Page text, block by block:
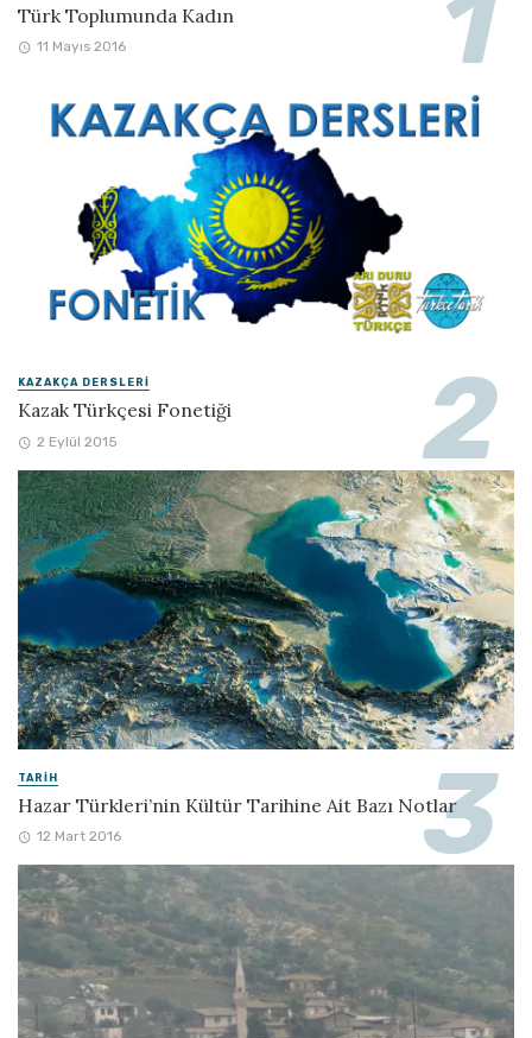
Türk Toplumunda Kadın
11 Mayıs 2016
KAZAKÇA DERSLERI
Kazak Türkçesi Fonetiği
2 Eylül 2015
TARIH
Hazar Türkleri’nin Kültür Tarihine Ait Bazı Notlar
12 Mart 2016